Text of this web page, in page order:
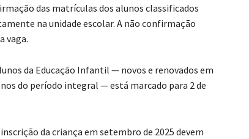
das matrículas dos alunos classificados
na unidade escolar. A não confirmação
vaga.
da Educação Infantil — novos e renovados em
do período integral — está marcado para 2 de
da criança em setembro de 2025 devem